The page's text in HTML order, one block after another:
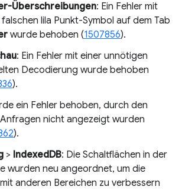
Überschreibungen: Ein Fehler mit
lila Punkt-Symbol auf dem Tab
wurde behoben (1507856).
: Ein Fehler mit einer unnötigen
Decodierung wurde behoben
).
ein Fehler behoben, durch den
nicht angezeigt wurden
).
> IndexedDB: Die Schaltflächen in der
wurden neu angeordnet, um die
anderen Bereichen zu verbessern